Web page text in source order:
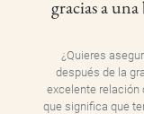
gracias a
¿Quieres
después de la
excelente relación
que significa que